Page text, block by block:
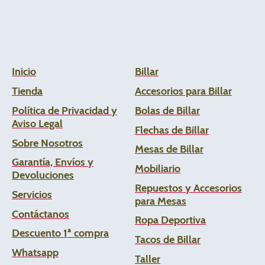
Inicio
Tienda
Política de Privacidad y
Aviso Legal
Sobre Nosotros
Garantía, Envíos y
Devoluciones
Servicios
Contáctanos
Descuento 1ª compra
Whatsapp
Billar
Accesorios para Billar
Bolas de Billar
Flechas de Billar
Mesas de Billar
Mobiliario
Repuestos y Accesorios
para Mesas
Ropa Deportiva
Tacos de Billar
Taller